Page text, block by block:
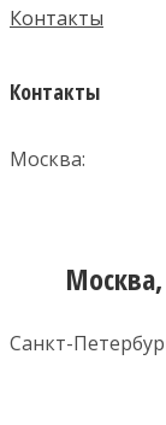
Контакты
Контакты
Москва:
Санкт-